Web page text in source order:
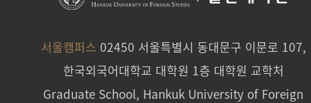
서울캠퍼스 02450 서울특별시 동대문구 이문로 107,
한국외국어대학교 대학원 1층 대학원 교학처
Graduate School, Hankuk University of Foreign